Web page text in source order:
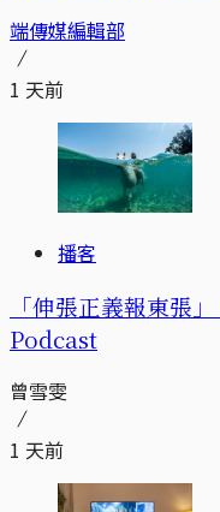
端傳媒編輯部
1 天前
播客
「伸張正義報東張
Podcast
曾雪雯
1 天前